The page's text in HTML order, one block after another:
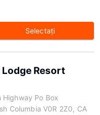
Selectaţi
Resort
Highway Po Box
Columbia V0R 2Z0, CA